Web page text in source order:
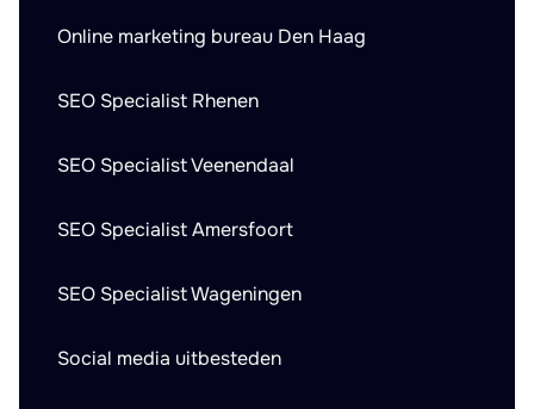
Online marketing bureau Den Haag
SEO Specialist Rhenen
SEO Specialist Veenendaal
SEO Specialist Amersfoort
SEO Specialist Wageningen
Social media uitbesteden